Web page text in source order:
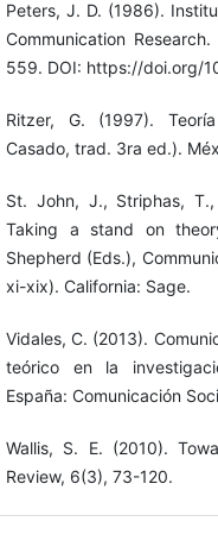
Peters, J. D. (1986).
Communication
559. DOI: https://doi.org/
Ritzer, G. (1997).
Casado, trad. 3ra ed.).
St. John, J., Striphas,
Taking a stand on
Shepherd (Eds.),
xi-xix). California: Sage.
Vidales, C. (2013).
teórico en la
España: Comunicación
Wallis, S. E. (2010).
Review, 6(3), 73-120.